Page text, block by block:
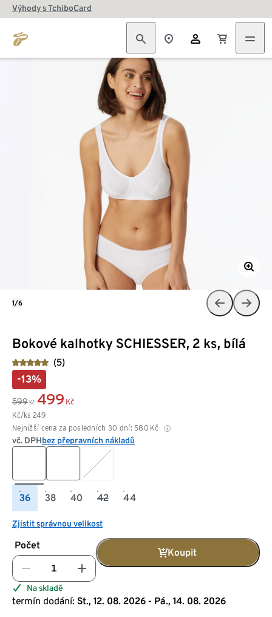
Výhody s TchiboCard
Bokové kalhotky SCHIESSER, 2 ks, bílá
(5)
-13%
599 Kč 499 Kč
Kč/ks 249
Nejnižší cena za posledních 30 dní: 580 Kč
vč. DPHbez přepravních nákladů
36 38 40 42 44
Zjistit správnou velikost
Počet
Koupit
Na skladě
termín dodání: St., 12. 08. 2026 - Pá., 14. 08. 2026
1/6